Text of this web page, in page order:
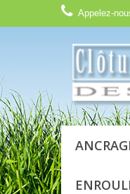
Appelez-